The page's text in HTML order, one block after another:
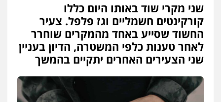
דוד אפרים משרד עורכי דין
פלילי צווארון לבן מס הכנסה מע"מ
0506209859
עדי כרמלי – חברת עו"ד
פלילי עורכי דין לענייני אסירים
0525060666
שני מקרי שוד באותו היום כללו
קורקינטים חשמליים וגז פלפל. צעיר
החשוד שסייע באחד מהמקרים שוחרר
לאחר טענות כלפי המשטרה, הדיון בעניין
שני הצעירים האחרים יתקיים בהמשך